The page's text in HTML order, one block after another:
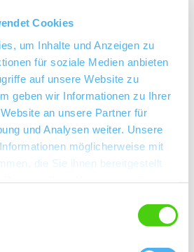
Cookies
um Inhalte und Anzeigen zu
für soziale Medien anbieten
auf unsere Website zu
geben wir Informationen zu Ihrer
an unsere Partner für
und Analysen weiter. Unsere
möglicherweise mit
die Sie ihnen bereitgestellt
Fensterarkade mit der
deuten auf einen
hin. Das Gebäude steht auf
königlichen Saalhofes
auf Karte anzeigen